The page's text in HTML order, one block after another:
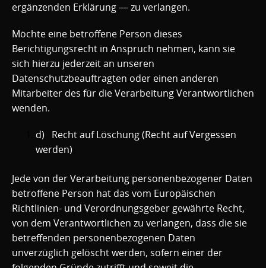
ergänzenden Erklärung — zu verlangen.
Möchte eine betroffene Person dieses
Berichtigungsrecht in Anspruch nehmen, kann sie
sich hierzu jederzeit an unseren
Datenschutzbeauftragten oder einen anderen
Mitarbeiter des für die Verarbeitung Verantwortlichen
wenden.
d) Recht auf Löschung (Recht auf Vergessen
werden)
Jede von der Verarbeitung personenbezogener Daten
betroffene Person hat das vom Europäischen
Richtlinien- und Verordnungsgeber gewährte Recht,
von dem Verantwortlichen zu verlangen, dass die sie
betreffenden personenbezogenen Daten
unverzüglich gelöscht werden, sofern einer der